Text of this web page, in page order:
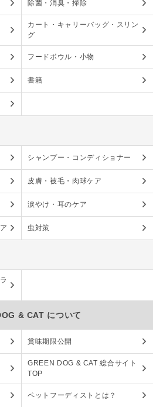
除菌・消臭・掃除
カート・キャリーバッグ・スリン
グ
フードボウル・小物
書籍
シャンプー・コンディショナー
皮膚・被毛・肉球ケア
涙やけ・耳のケア
虫対策
& CAT について
賞味期限公開
GREEN DOG & CAT 総合サイト
TOP
ペットフーディストとは？